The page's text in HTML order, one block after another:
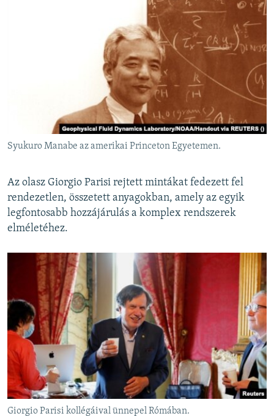
Syukuro Manabe az amerikai Princeton Egyetemen.
Az olasz Giorgio Parisi rejtett mintákat fedezett fel
rendezetlen, összetett anyagokban, amely az egyik
legfontosabb hozzájárulás a komplex rendszerek
elméletéhez.
Giorgio Parisi kollégáival ünnepel Rómában.